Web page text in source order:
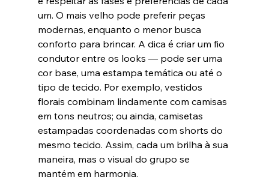
um. O mais velho pode preferir peças
modernas, enquanto o menor busca
conforto para brincar. A dica é criar um fio
condutor entre os looks — pode ser uma
cor base, uma estampa temática ou até o
tipo de tecido. Por exemplo, vestidos
florais combinam lindamente com camisas
em tons neutros; ou ainda, camisetas
estampadas coordenadas com shorts do
mesmo tecido. Assim, cada um brilha à sua
maneira, mas o visual do grupo se
mantém em harmonia.